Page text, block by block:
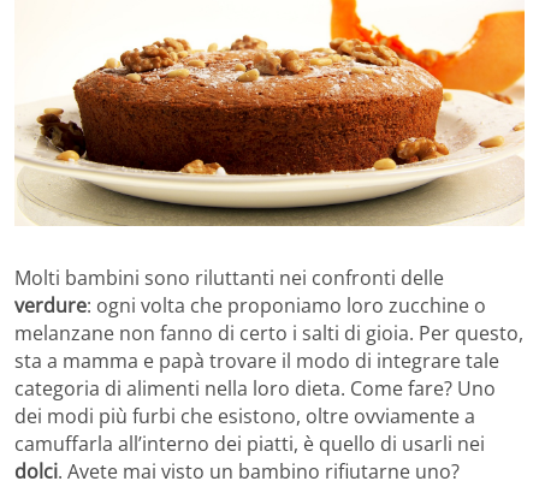
Molti bambini sono riluttanti nei confronti delle
verdure: ogni volta che proponiamo loro zucchine o
melanzane non fanno di certo i salti di gioia. Per questo,
sta a mamma e papà trovare il modo di integrare tale
categoria di alimenti nella loro dieta. Come fare? Uno
dei modi più furbi che esistono, oltre ovviamente a
camuffarla all’interno dei piatti, è quello di usarli nei
dolci. Avete mai visto un bambino rifiutarne uno?